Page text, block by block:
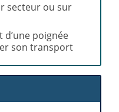
secteur ou sur
poignée
son transport